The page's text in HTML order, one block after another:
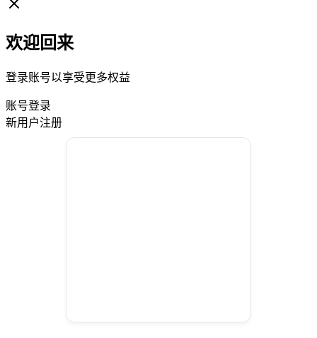
欢迎回来
登录账号以享受更多权益
账号登录
新用户注册